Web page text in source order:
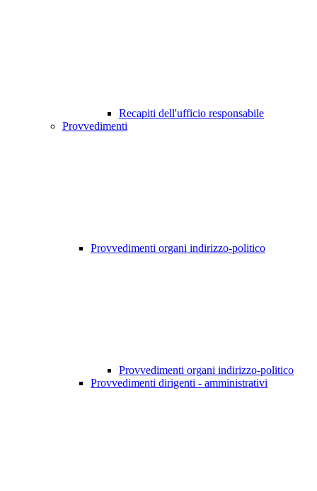
Recapiti dell'ufficio responsabile
Provvedimenti
Provvedimenti organi indirizzo-politico
Provvedimenti organi indirizzo-politico
Provvedimenti dirigenti - amministrativi